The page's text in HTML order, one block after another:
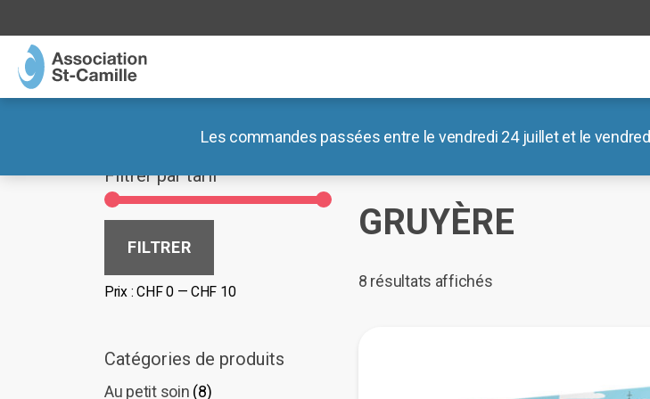
Les commandes passées entre le vendredi 24 juillet et le
MENU
Café des Préalpes
MENU
Nos liens externes
Filtrer par tarif
min
max
FILTRER
Prix :CHF 0— CHF 10
Catégories de produits
Au petit soin (8)
Accueil/ Boutique/Dites-le avec un mot
GRUYÈRE
8 résultats affichésTrié